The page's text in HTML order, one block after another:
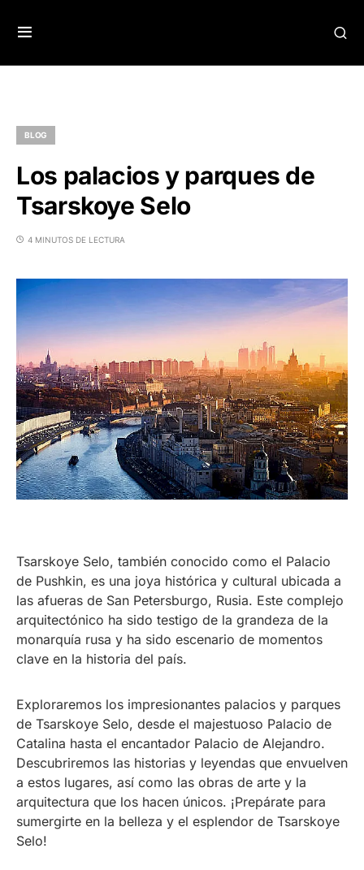
BLOG
Los palacios y parques de
Tsarskoye Selo
4 MINUTOS DE LECTURA
Tsarskoye Selo, también conocido como el Palacio
de Pushkin, es una joya histórica y cultural ubicada a
las afueras de San Petersburgo, Rusia. Este complejo
arquitectónico ha sido testigo de la grandeza de la
monarquía rusa y ha sido escenario de momentos
clave en la historia del país.
Exploraremos los impresionantes palacios y parques
de Tsarskoye Selo, desde el majestuoso Palacio de
Catalina hasta el encantador Palacio de Alejandro.
Descubriremos las historias y leyendas que envuelven
a estos lugares, así como las obras de arte y la
arquitectura que los hacen únicos. ¡Prepárate para
sumergirte en la belleza y el esplendor de Tsarskoye
Selo!